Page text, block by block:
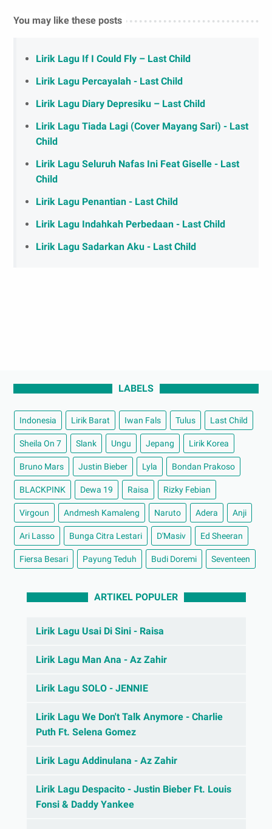
You may like these posts
Lirik Lagu If I Could Fly – Last Child
Lirik Lagu Percayalah - Last Child
Lirik Lagu Diary Depresiku – Last Child
Lirik Lagu Tiada Lagi (Cover Mayang Sari) - Last
Child
Lirik Lagu Seluruh Nafas Ini Feat Giselle - Last
Child
Lirik Lagu Penantian - Last Child
Lirik Lagu Indahkah Perbedaan - Last Child
Lirik Lagu Sadarkan Aku - Last Child
LABELS
Indonesia Lirik Barat Iwan Fals Tulus Last Child
Sheila On 7 Slank Ungu Jepang Lirik Korea
Bruno Mars Justin Bieber Lyla Bondan Prakoso
BLACKPINK Dewa 19 Raisa Rizky Febian
Virgoun Andmesh Kamaleng Naruto Adera Anji
Ari Lasso Bunga Citra Lestari D'Masiv Ed Sheeran
Fiersa Besari Payung Teduh Budi Doremi Seventeen
ARTIKEL POPULER
Lirik Lagu Usai Di Sini - Raisa
Lirik Lagu Man Ana - Az Zahir
Lirik Lagu SOLO - JENNIE
Lirik Lagu We Don't Talk Anymore - Charlie
Puth Ft. Selena Gomez
Lirik Lagu Addinulana - Az Zahir
Lirik Lagu Despacito - Justin Bieber Ft. Louis
Fonsi & Daddy Yankee